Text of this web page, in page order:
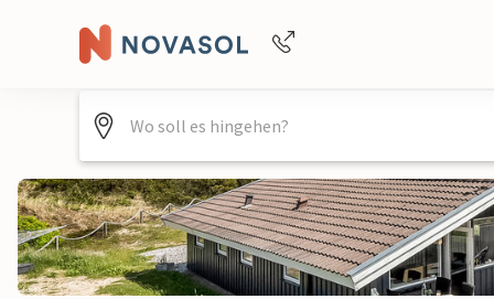
+4940688715475